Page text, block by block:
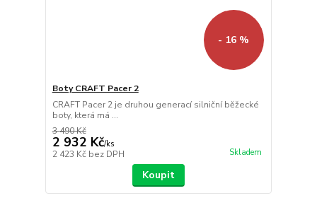
- 16 %
Boty CRAFT Pacer 2
CRAFT Pacer 2 je druhou generací silniční běžecké
boty, která má ...
3 490 Kč
2 932 Kč/ks
2 423 Kč bez DPH Skladem
Koupit